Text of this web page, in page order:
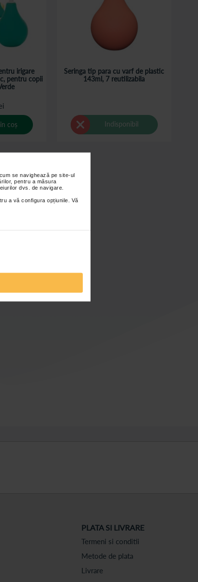
se navighează pe site-ul
pentru a măsura
dvs. de navigare.
a vă configura opțiunile. Vă
irigare
pentru copii
coș
Seringa tip para cu varf de plastic
143ml, 7 reutilizabila
Indisponibil
PLATA SI LIVRARE
Termeni si conditii
Metode de plata
Livrare